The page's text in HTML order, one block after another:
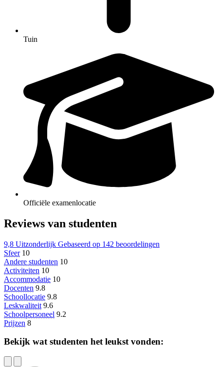
Tuin
Officiële examenlocatie
Reviews van studenten
9,8 Uitzonderlijk Gebaseerd op 142 beoordelingen
Sfeer 10
Andere studenten 10
Activiteiten 10
Accommodatie 10
Docenten 9.8
Schoollocatie 9.8
Leskwaliteit 9.6
Schoolpersoneel 9.2
Prijzen 8
Bekijk wat studenten het leukst vonden: